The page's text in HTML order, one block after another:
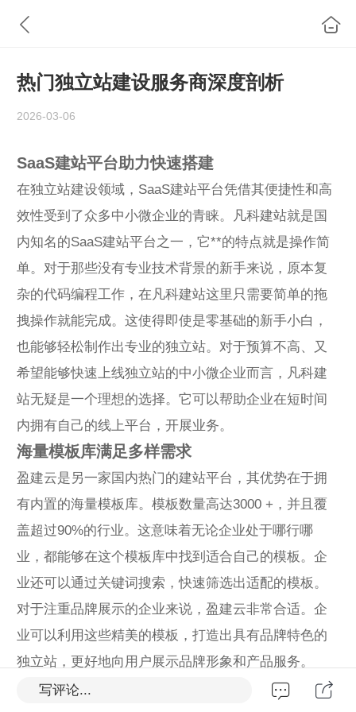
热门独立站建设服务商深度剖析
2026-03-06
SaaS建站平台助力快速搭建
在独立站建设领域，SaaS建站平台凭借其便捷性和高
效性受到了众多中小微企业的青睐。凡科建站就是国
内知名的SaaS建站平台之一，它**的特点就是操作简
单。对于那些没有专业技术背景的新手来说，原本复
杂的代码编程工作，在凡科建站这里只需要简单的拖
拽操作就能完成。这使得即使是零基础的新手小白，
也能够轻松制作出专业的独立站。对于预算不高、又
希望能够快速上线独立站的中小微企业而言，凡科建
站无疑是一个理想的选择。它可以帮助企业在短时间
内拥有自己的线上平台，开展业务。
海量模板库满足多样需求
盈建云是另一家国内热门的建站平台，其优势在于拥
有内置的海量模板库。模板数量高达3000 +，并且覆
盖超过90%的行业。这意味着无论企业处于哪行哪
业，都能够在这个模板库中找到适合自己的模板。企
业还可以通过关键词搜索，快速筛选出适配的模板。
对于注重品牌展示的企业来说，盈建云非常合适。企
业可以利用这些精美的模板，打造出具有品牌特色的
独立站，更好地向用户展示品牌形象和产品服务。
内置营销工具节省成本
写评论...